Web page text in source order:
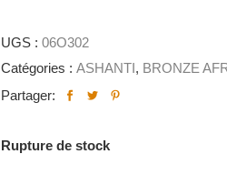
UGS : 06O302
Catégories : ASHANTI, BRONZE
Partager:
Rupture de stock